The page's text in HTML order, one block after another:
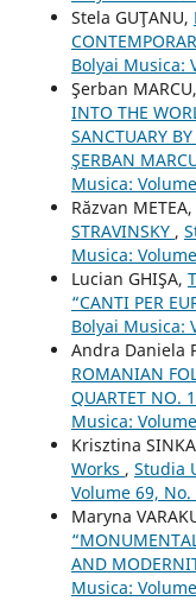
Stela GUŢANU,
Bolyai Musica:
Şerban MARCU,
INTO THE
SANCTUARY
ŞERBAN
Musica:
Răzvan METEA,
STRAVINSKY ,
Musica:
Lucian GHIŞA,
“CANTI PER
Bolyai Musica:
Andra Daniela
ROMANIAN
QUARTET NO.
Musica:
Krisztina
Works , Studia
Volume 69,
Maryna
AND
Musica: